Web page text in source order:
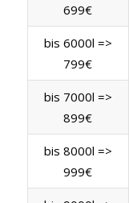
699€
bis 6000l =>
799€
bis 7000l =>
899€
bis 8000l =>
999€